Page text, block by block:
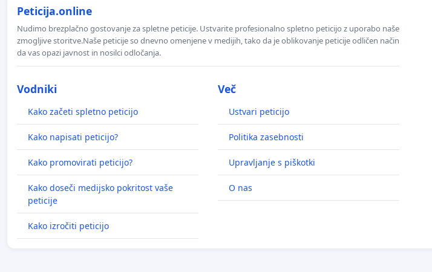
Peticija.online
Nudimo brezplačno gostovanje za spletne peticije. Ustvarite profesionalno spletno peticijo z uporabo naše
zmogljive storitve.Naše peticije so dnevno omenjene v medijih, tako da je oblikovanje peticije odličen način
da vas opazi javnost in nosilci odločanja.
Vodniki
Kako začeti spletno peticijo
Kako napisati peticijo?
Kako promovirati peticijo?
Kako doseči medijsko pokritost vaše
peticije
Kako izročiti peticijo
Več
Ustvari peticijo
Politika zasebnosti
Upravljanje s piškotki
O nas